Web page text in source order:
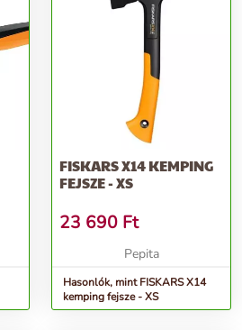
FISKARS X14 KEMPING
FEJSZE - XS
23 690 Ft
Pepita
Hasonlók, mint FISKARS X14
kemping fejsze - XS